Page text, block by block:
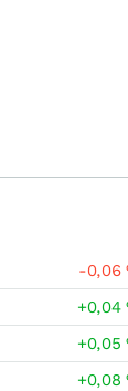
-0,06
+0,04
+0,05
+0,08